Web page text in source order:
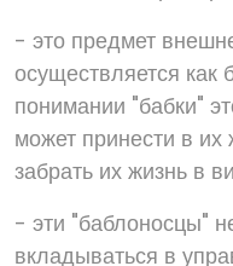
- это предмет
осуществляется как
понимании "бабки"
может принести в
забрать их жизнь в
- эти "баблоносцы"
вкладываться в